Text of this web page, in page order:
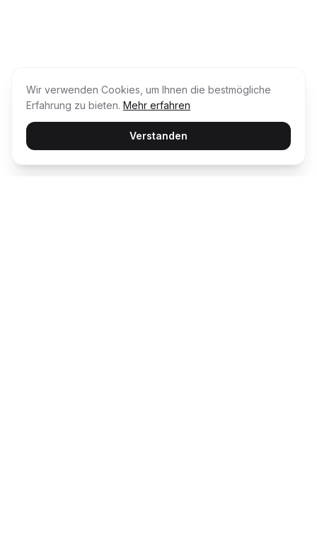
Wir verwenden Cookies, um Ihnen die bestmögliche
Erfahrung zu bieten. Mehr erfahren
Verstanden